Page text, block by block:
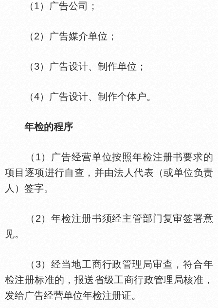
（1）广告公司；
（2）广告媒介单位；
（3）广告设计、制作单位；
（4）广告设计、制作个 户。
年检的程序
（1）广告经营单位按照年检注册书要求的
项目逐项进行自查，并由法人代表（或单位负责
人）签字。
（2）年检注册书须经主管部门复审签署意
见。
（3）经当地工商行政管理局审查，符合年
检注册标准的，报送省级工商行政管理局核准，
发给广告经营单位年检注册证。